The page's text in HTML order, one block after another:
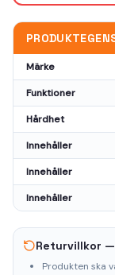
Märke
Funktioner
Hårdhet
Innehåller
Innehåller
Innehåller
Returvillkor
Produkten ska